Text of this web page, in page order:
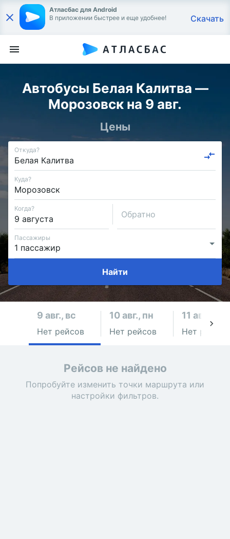
Атласбас для Android
В приложении быстрее и еще удобнее!
Скачать
Автобусы Белая Калитва —
Морозовск на 9 авг.
Цены
Откуда?
Куда?
Когда?
Обратно
Пассажиры
Найти
9 авг., вс
Нет рейсов
10 авг., пн
Нет рейсов
11 авг., вт
Нет рейсов
Рейсов не найдено
Попробуйте изменить точки маршрута или
настройки фильтров.